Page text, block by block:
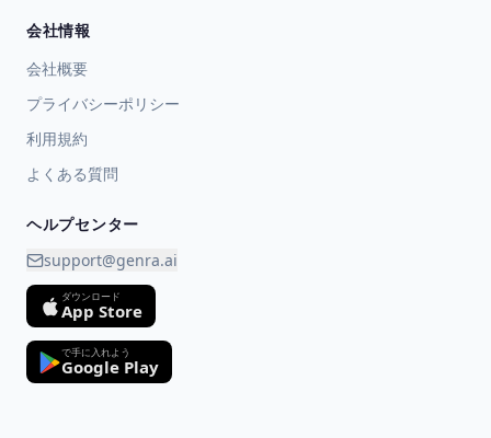
会社情報
会社概要
プライバシーポリシー
利用規約
よくある質問
ヘルプセンター
support@genra.ai
ダウンロード
App Store
で手に入れよう
Google Play